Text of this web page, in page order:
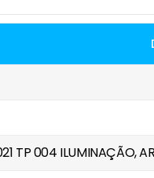
TP 004 ILUMINAÇÃO,